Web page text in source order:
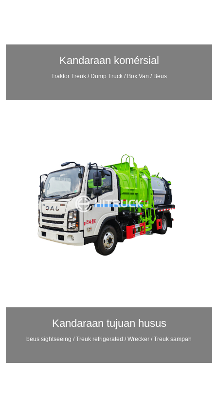
Kandaraan komérsial
Traktor Treuk / Dump Truck / Box Van / Beus
Kandaraan tujuan husus
beus sightseeing / Treuk refrigerated / Wrecker / Treuk sampah